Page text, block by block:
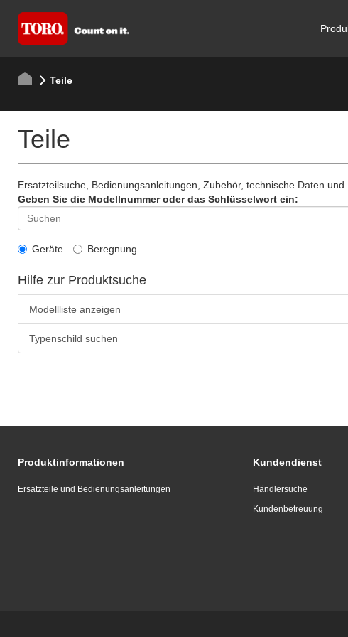
Teile
Teile
Ersatzteilsuche, Bedienungsanleitungen, Zubehör, technische Daten und
Geben Sie die Modellnummer oder das Schlüsselwort ein:
Geräte Beregnung
Hilfe zur Produktsuche
Modellliste anzeigen
Typenschild suchen
Produktinformationen
Ersatzteile und Bedienungsanleitungen
Kundendienst
Händlersuche
Kundenbetreuung